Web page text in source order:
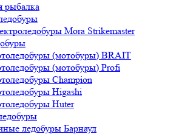
рыбалка
Mora Strikemaster
(мотобуры) BRAIT
(мотобуры) Profi
Champion
Higashi
Huter
ледобуры Барнаул